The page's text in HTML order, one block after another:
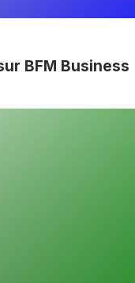
BFM Business